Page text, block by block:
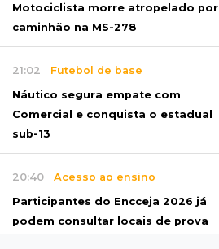
Motociclista morre atropelado por
caminhão na MS-278
21:02 Futebol de base
Náutico segura empate com
Comercial e conquista o estadual
sub-13
20:40 Acesso ao ensino
Participantes do Encceja 2026 já
podem consultar locais de prova